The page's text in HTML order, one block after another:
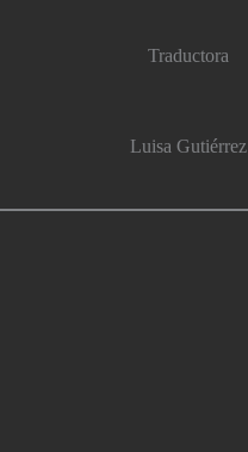
Traductora
Luisa Gutiérrez